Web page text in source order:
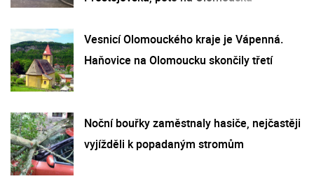
Vesnicí Olomouckého kraje je Vápenná.
Haňovice na Olomoucku skončily třetí
Noční bouřky zaměstnaly hasiče, nejčastěji
vyjížděli k popadaným stromům